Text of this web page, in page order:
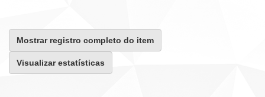
Mostrar registro completo do item
Visualizar estatísticas